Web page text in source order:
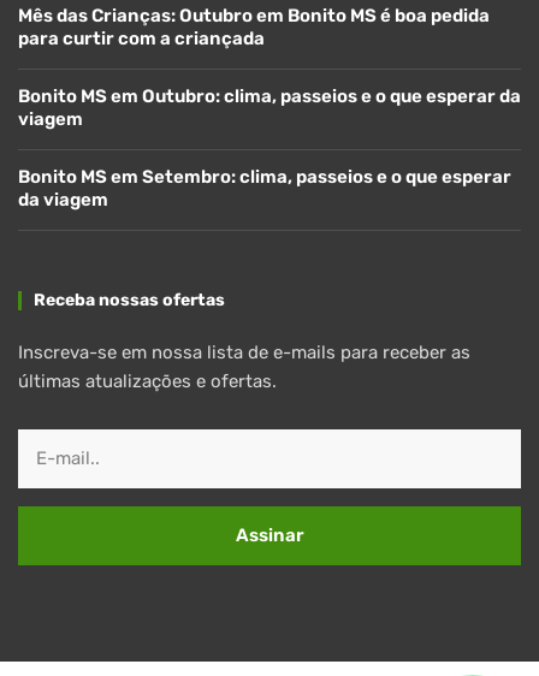
Mês das Crianças: Outubro em Bonito MS é boa pedida
para curtir com a criançada
Bonito MS em Outubro: clima, passeios e o que esperar da
viagem
Bonito MS em Setembro: clima, passeios e o que esperar
da viagem
Receba nossas ofertas
Inscreva-se em nossa lista de e-mails para receber as
últimas atualizações e ofertas.
Assinar